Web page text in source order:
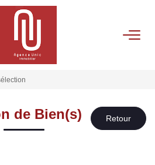
VENTES
GESTION
de Bien(s)